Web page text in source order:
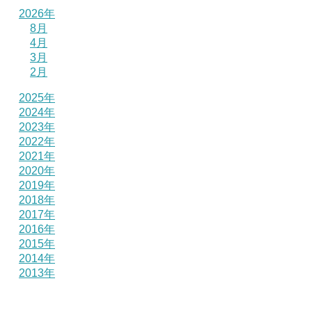
2026年
8月
4月
3月
2月
2025年
2024年
2023年
2022年
2021年
2020年
2019年
2018年
2017年
2016年
2015年
2014年
2013年